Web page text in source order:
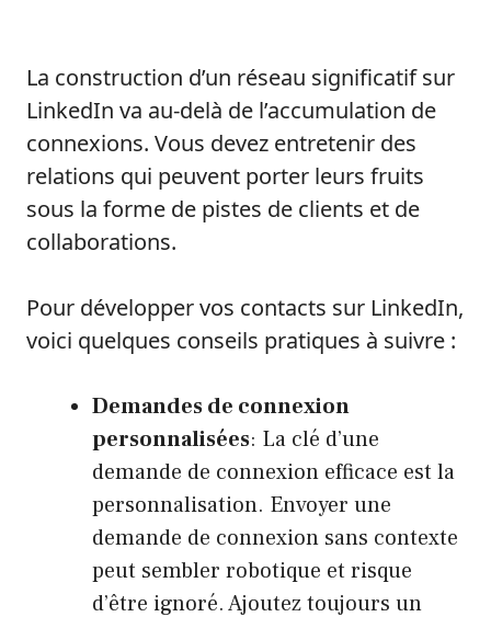
La construction d’un réseau significatif sur
LinkedIn va au-delà de l’accumulation de
connexions. Vous devez entretenir des
relations qui peuvent porter leurs fruits
sous la forme de pistes de clients et de
collaborations.
Pour développer vos contacts sur LinkedIn,
voici quelques conseils pratiques à suivre :
Demandes de connexion
personnalisées: La clé d’une
demande de connexion efficace est la
personnalisation. Envoyer une
demande de connexion sans contexte
peut sembler robotique et risque
d’être ignoré. Ajoutez toujours un